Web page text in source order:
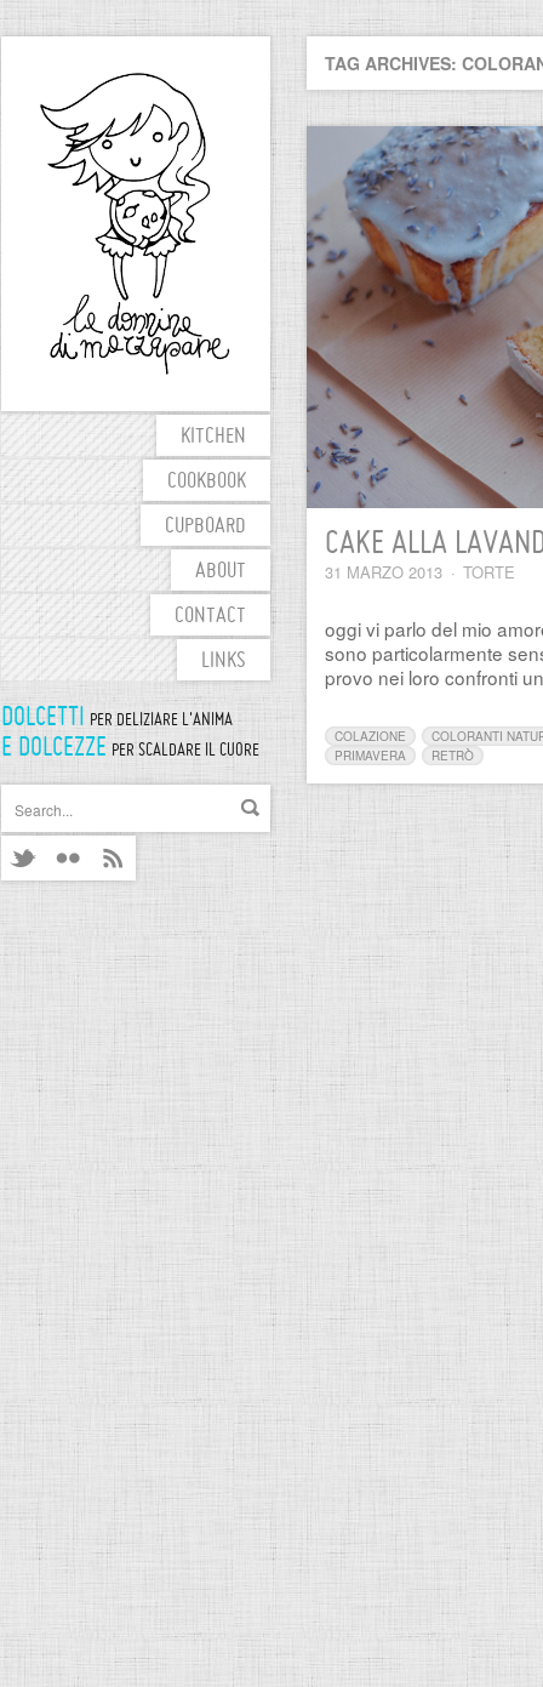
KITCHEN
COOKBOOK
CUPBOARD
ABOUT
CONTACT
LINKS
DOLCETTI PER DELIZIARE L'ANIMA
E DOLCEZZE PER SCALDARE IL CUORE
TAG ARCHIVES:
CAKE ALLA
31 MARZO 2013 · TORTE
oggi vi parlo del mio
sono particolarmente
provo nei loro confronti
COLAZIONE
COLORANTI
PRIMAVERA
RETRÒ